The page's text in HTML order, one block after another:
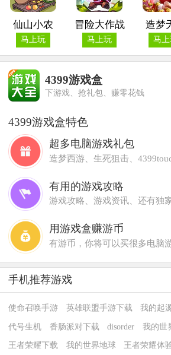
仙山小农
马上玩
冒险大作战
马上玩
造梦
马
4399游戏盒
下游戏、抢礼包、赚零花钱
4399游戏盒特色
超多电脑游戏礼包
造梦西游、生死狙击、
有用的游戏攻略
游戏攻略、游戏资讯、还有独
用游戏盒赚游币
有游币，你将可以买很多电脑
手机推荐游戏
使命召唤手游 英雄联盟手游下载 我的起
代号生机 香肠派对下载 disorder 我的世
王者荣耀下载 我的世界地球 王者荣耀体